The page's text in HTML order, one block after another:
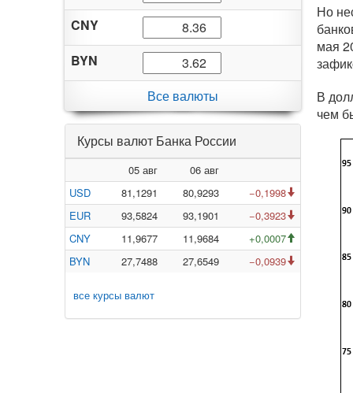
CNY
BYN
Все валюты
Курсы валют Банка России
05 авг
06 авг
USD
81,1291 80,9293
−0,1998
EUR
93,5824 93,1901
−0,3923
CNY
11,9677 11,9684
+0,0007
BYN
27,7488 27,6549 −0,0939
все курсы валют
Но
мая
В
чем